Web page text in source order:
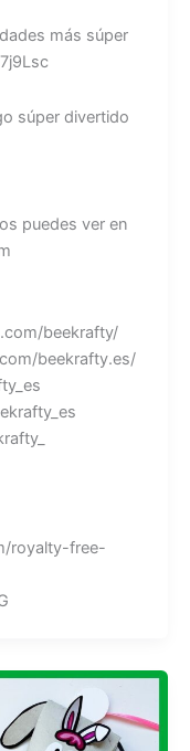
más súper
súper divertido
puedes ver en
beekrafty/
beekrafty.es/
royalty-free-